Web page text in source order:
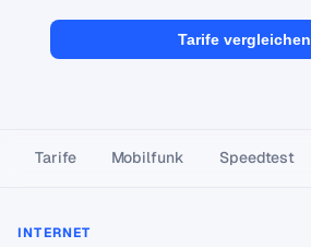
Tarife vergleichen
Tarife Mobilfunk Speedtest
INTERNET